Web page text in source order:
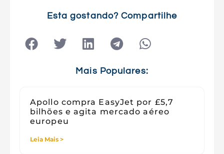
Tecnologia
Esta gostando? Compartilhe
Mais Populares:
Apollo compra EasyJet por £5,7
bilhões e agita mercado aéreo
europeu
Leia Mais >